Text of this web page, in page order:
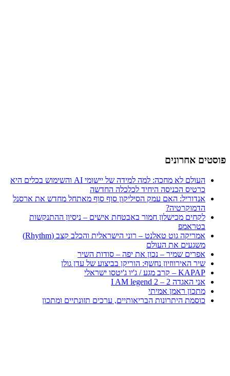
פוסטים אחרונים
העולם לא מחכה: למה למידה של יישומי AI והשימוש בכלים היא
כרטיס הכניסה היחיד לכלכלה החדשה
אנדוריל: האם עמק הסיליקון סוף סוף מאתחל מחדש את ארסנל
הדמוקרטיה?
לקחים מכישלון חמור באבטחת אישים – ניסיון ההתנקשות
בטראמפ
אמריקה גוט טאלנט – רוני הישראלית והכלב קצב (Rhythm)
משגעים את העולם
אפרים שמיר – נכון את יפה – סודות השיר
שיר האירווזיון נחשף: הוריקן בביצוע של עדן גולן
KAPAP – קרב מגע / ג'יו ג'יטסו ישראלי
אני האגדה 2 – I AM legend 2
מתכון ראמן אמיתי
כוסמת היתרונות הבריאותיים, ערכים תזונתיים ומתכון